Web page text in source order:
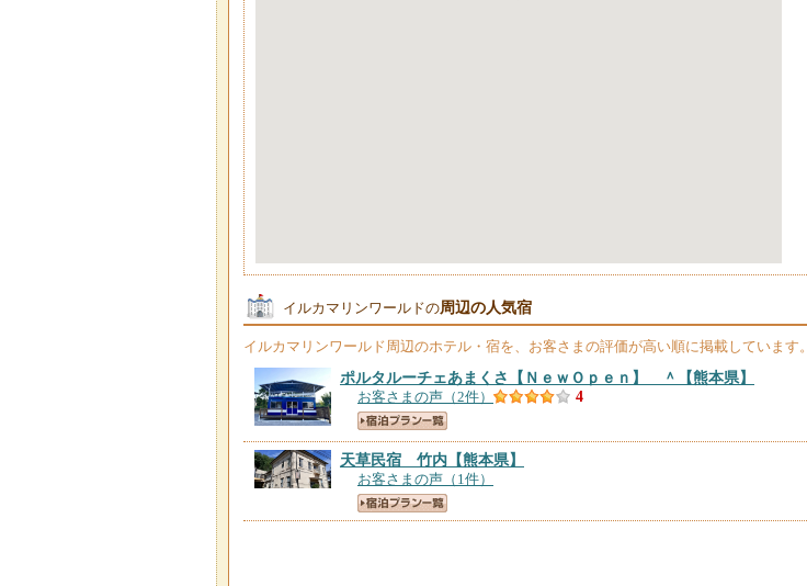
イルカマリンワールドの周辺の人気宿
イルカマリンワールド周辺のホテル・宿を、お客さまの評価が高い順に掲載しています。
ポルタルーチェあまくさ【ＮｅｗＯｐｅｎ】 ＾ 【熊本県】
お客さまの声（2件） 4
天草民宿 竹内 【熊本県】
お客さまの声（1件）